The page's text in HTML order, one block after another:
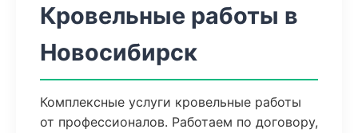
Кровельные работы в
Новосибирск
Комплексные услуги кровельные работы
от профессионалов. Работаем по договору,